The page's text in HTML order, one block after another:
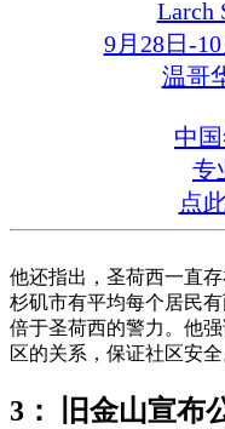
Larch
9月28日-
温哥
中
专
点
他还指出，圣荷西一直
杉矶市有平均每个居民
倍于圣荷西的警力。他
区的关系，保证社区安全
3： 旧金山宣布